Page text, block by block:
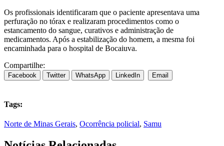
Os profissionais identificaram que o paciente apresentava uma
perfuração no tórax e realizaram procedimentos como o
estancamento do sangue, curativos e administração de
medicamentos. Após a estabilização do homem, a mesma foi
encaminhada para o hospital de Bocaiuva.
Compartilhe:
Facebook Twitter WhatsApp LinkedIn Email
Tags:
Norte de Minas Gerais, Ocorrência policial, Samu